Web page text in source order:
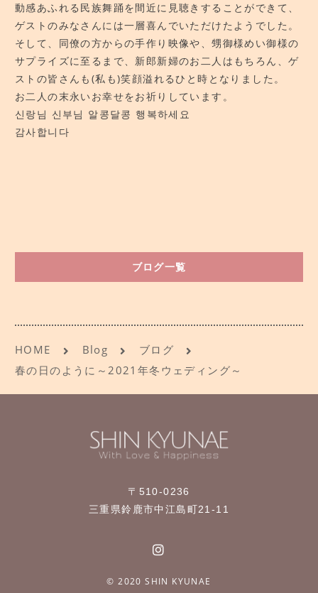
動感あふれる民族舞踊を間近に見聴きすることができて、
ゲストのみなさんには一層喜んでいただけたようでした。
そして、同僚の方からの手作り映像や、甥御様めい御様の
サプライズに至るまで、新郎新婦のお二人はもちろん、ゲ
ストの皆さんも(私も)笑顔溢れるひと時となりました。
お二人の末永いお幸せをお祈りしています。
신랑님 신부님 알콩달콩 행복하세요
감사합니다
ブログ一覧
HOME Blog
ブログ
春の日のように～2021年冬ウェディング～
〒510-0236
三重県鈴鹿市中江島町21-11
© 2020 SHIN KYUNAE